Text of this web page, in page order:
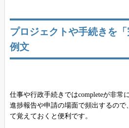
プロジェクトや手続きを
例文
仕事や行政手続きではcompleteが非常
進捗報告や申請の場面で頻出するので
て覚えておくと便利です。